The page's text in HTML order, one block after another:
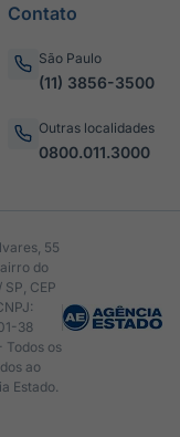
Contato
São Paulo
(11) 3856-3500
Outras localidades
0800.011.3000
55
do
CEP
38
os
ao
Estado.